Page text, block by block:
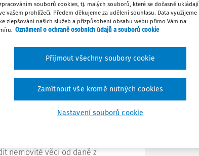
ve zkráceném režimu, a
věcí, daně z příjmů, daně
změny, které mají za cíl zmírnit
a pomoci tak postiženým
lze polemizovat, zdali se jedná o
ulehčit daňovým subjektům
věcí
věcí, ve znění pozdějších
nemovité věci od daně z
Sdílet
souborů cookies, tj. malých souborů, které se dočasně ukládají
vašem prohlížeči. Předem děkujeme za udělení souhlasu. Data využijeme
ke zlepšování našich služeb a přizpůsobení obsahu webu přímo Vám na
míru. Oznámení o ochraně osobních údajů a souborů cookie
Nastavení souborů cookie
Zamítnout vše kromě nutných cookies
Přijmout všechny soubory cookie